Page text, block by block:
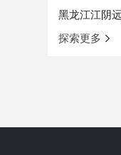
黑龙江江阴
探索更多